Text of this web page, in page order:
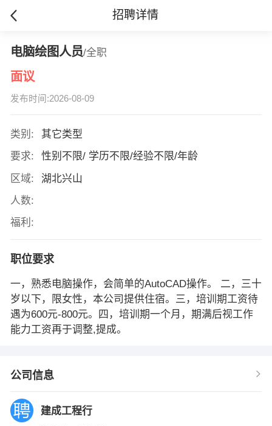
招聘详情
电脑绘图人员/全职
面议
发布时间:2026-08-09
类别:
其它类型
要求:
性别不限/ 学历不限/经验不限/年龄
区域:
湖北兴山
人数:
福利:
职位要求
一，熟悉电脑操作，会简单的AutoCAD操作。 二，三十
岁以下，限女性，本公司提供住宿。三，培训期工资待
遇为600元-800元。四，培训期一个月，期满后视工作
能力工资再于调整,提成。
公司信息
建成工程行